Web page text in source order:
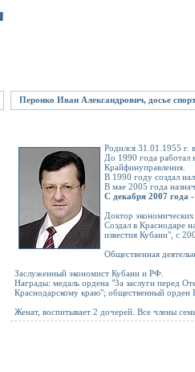
Перонко Иван Александрович, досье
Родился 31.01.1955 г.
До 1990 года работал
Крайфинуправления.
В 1990 году создал
В мае 2005 года
С декабря 2007
Доктор
Создал в Краснодаре
известия Кубани", с
Общественная
Заслуженный экономист Кубани и РФ.
Награды: медаль ордена "За заслуги перед
Краснодарскому краю"; общественный орден
Женат, воспитывает 2 дочерей. Все члены